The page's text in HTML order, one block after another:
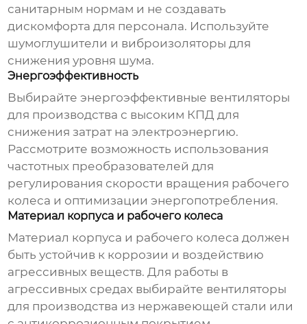
санитарным нормам и не создавать
дискомфорта для персонала. Используйте
шумоглушители и виброизоляторы для
снижения уровня шума.
Энергоэффективность
Выбирайте энергоэффективные вентиляторы
для производства с высоким КПД для
снижения затрат на электроэнергию.
Рассмотрите возможность использования
частотных преобразователей для
регулирования скорости вращения рабочего
колеса и оптимизации энергопотребления.
Материал корпуса и рабочего колеса
Материал корпуса и рабочего колеса должен
быть устойчив к коррозии и воздействию
агрессивных веществ. Для работы в
агрессивных средах выбирайте вентиляторы
для производства из нержавеющей стали или